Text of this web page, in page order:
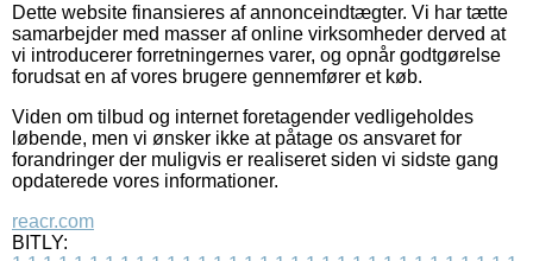
Dette website finansieres af annonceindtægter. Vi har tætte
samarbejder med masser af online virksomheder derved at
vi introducerer forretningernes varer, og opnår godtgørelse
forudsat en af vores brugere gennemfører et køb.
Viden om tilbud og internet foretagender vedligeholdes
løbende, men vi ønsker ikke at påtage os ansvaret for
forandringer der muligvis er realiseret siden vi sidste gang
opdaterede vores informationer.
reacr.com
BITLY: